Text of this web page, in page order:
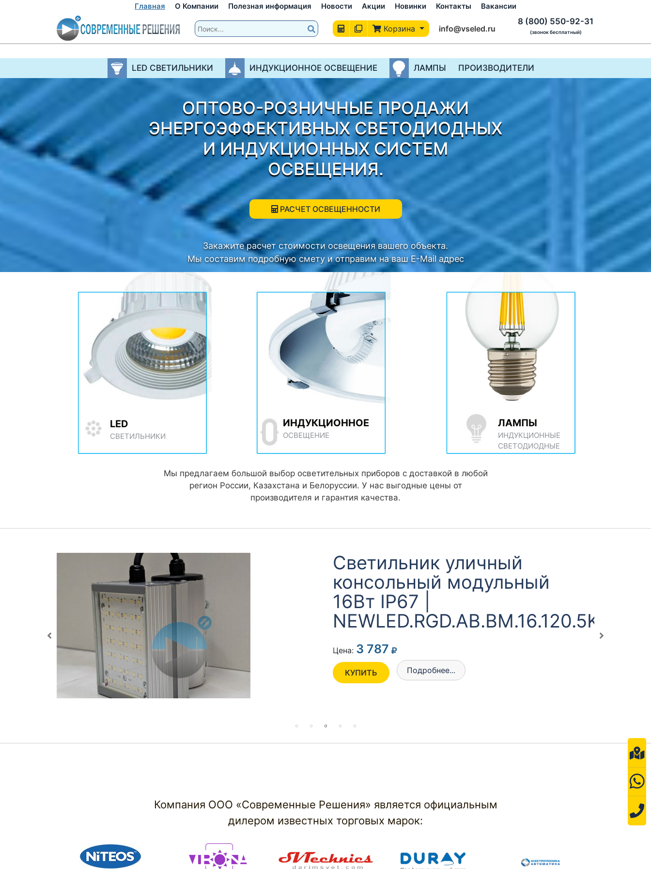
Главная О Компании Полезная информация Новости Акции Новинки Контакты Вакансии
Корзина info@vseled.ru
8 (800) 550-92-31
(звонок бесплатный)
LED СВЕТИЛЬНИКИ ИНДУКЦИОННОЕ ОСВЕЩЕНИЕ ЛАМПЫ ПРОИЗВОДИТЕЛИ
ОПТОВО-РОЗНИЧНЫЕ ПРОДАЖИ
ЭНЕРГОЭФФЕКТИВНЫХ СВЕТОДИОДНЫХ
И ИНДУКЦИОННЫХ СИСТЕМ
ОСВЕЩЕНИЯ.
РАСЧЕТ ОСВЕЩЕННОСТИ
Закажите расчет стоимости освещения вашего объекта.
Мы составим подробную смету и отправим на ваш E-Mail адрес
LED
СВЕТИЛЬНИКИ
ИНДУКЦИОННОЕ
ОСВЕЩЕНИЕ
ЛАМПЫ
ИНДУКЦИОННЫЕ
СВЕТОДИОДНЫЕ
Мы предлагаем большой выбор осветительных приборов с доставкой в любой
регион России, Казахстана и Белоруссии. У нас выгодные цены от
производителя и гарантия качества.
Светодиодный светильник
(P - кронштейн)
Старая цена 13 550
12 999
КУПИТЬ
Компания ООО «Современные Решения» является официальным
дилером известных торговых марок: